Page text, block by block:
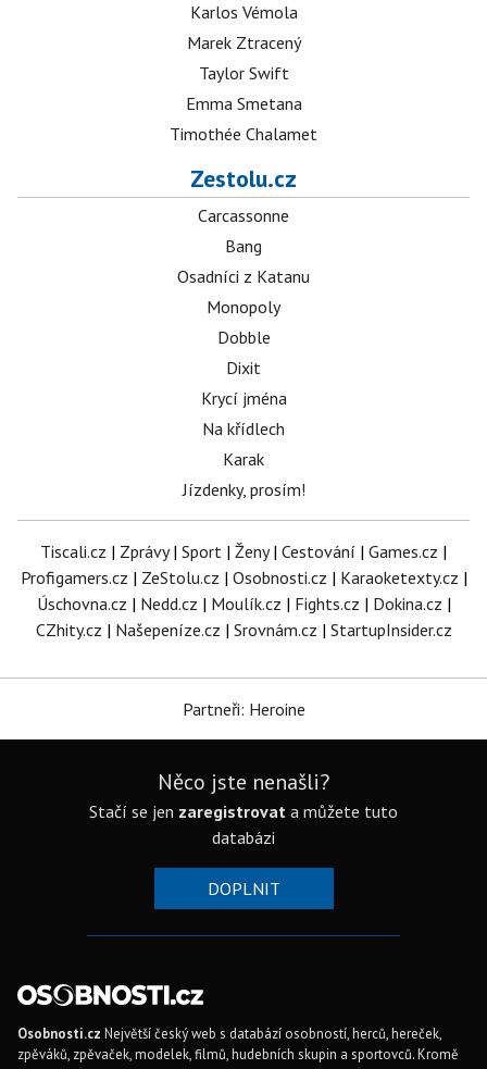
Karlos Vémola
Marek Ztracený
Taylor Swift
Emma Smetana
Timothée Chalamet
Zestolu.cz
Carcassonne
Bang
Osadníci z Katanu
Monopoly
Dobble
Dixit
Krycí jména
Na křídlech
Karak
Jízdenky, prosím!
Tiscali.cz | Zprávy| Sport | Ženy| Cestování | Games.cz |
Profigamers.cz | ZeStolu.cz | Osobnosti.cz | Karaoketexty.cz |
Úschovna.cz | Nedd.cz | Moulík.cz | Fights.cz | Dokina.cz |
CZhity.cz | Našepeníze.cz | Srovnám.cz | StartupInsider.cz
Partneři: Heroine
Něco jste nenašli?
Stačí se jen zaregistrovat a můžete tuto
databázi
DOPLNIT
Osobnosti.cz Největší český web s databází osobností, herců, hereček,
zpěváků, zpěvaček, modelek, filmů, hudebních skupin a sportovců. Kromě